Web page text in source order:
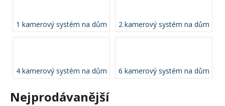
1 kamerový systém na dům 2 kamerový systém na dům
4 kamerový systém na dům 6 kamerový systém na dům
Nejprodávanější
a
j
?